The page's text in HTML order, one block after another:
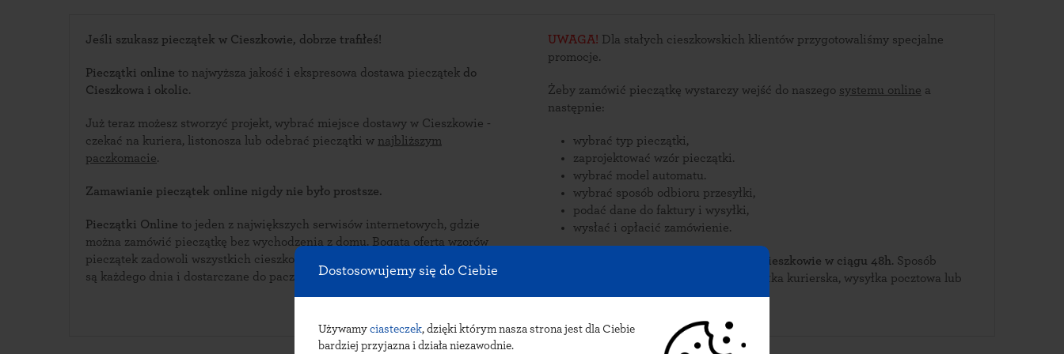
Dostosowujemy się do Ciebie
Używamy ciasteczek, dzięki którym nasza strona jest dla Ciebie
bardziej przyjazna i działa niezawodnie.
Jeśli szukasz pieczątek w Cieszkowie, dobrze trafiłeś!
Pieczątki online to najwyższa jakość i ekspresowa dostawa pieczątek do
Cieszkowa i okolic.
Już teraz możesz stworzyć projekt, wybrać miejsce dostawy w Cieszkowie -
czekać na kuriera, listonosza lub odebrać pieczątki w najbliższym
paczkomacie.
Zamawianie pieczątek online nigdy nie było prostsze.
Pieczątki Online to jeden z największych serwisów internetowych, gdzie
można zamówić pieczątkę bez wychodzenia z domu. Bogata oferta wzorów
pieczątek zadowoli wszystkich cieszkowskich klientów. Pieczątki wykonywane
są każdego dnia i dostarczane do paczkomatów w Cieszkowie.
UWAGA! Dla stałych cieszkowskich klientów przygotowaliśmy specjalne
promocje.
Żeby zamówić pieczątkę wystarczy wejść do naszego systemu online a
następnie:
wybrać typ pieczątki,
zaprojektować wzór pieczątki.
wybrać model automatu.
wybrać sposób odbioru przesyłki,
podać dane do faktury i wysyłki,
wysłać i opłacić zamówienie.
Zamów pieczątki online i odbierz je w Cieszkowie w ciągu 48h. Sposób
dostawy pieczątek do Cieszkowa: przesyłka kurierska, wysyłka pocztowa lub
paczkomat INPOST.